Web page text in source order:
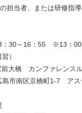
担当者、または研修指
30～16：55 ※13：00
）
前大橋 カンファレンス
町1-7 アスティ